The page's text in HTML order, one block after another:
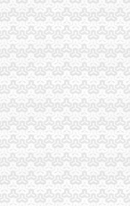
权-重庆爱问分类
品
荐网-重庆工商/